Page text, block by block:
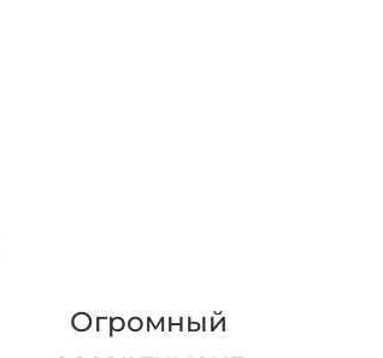
Огромный